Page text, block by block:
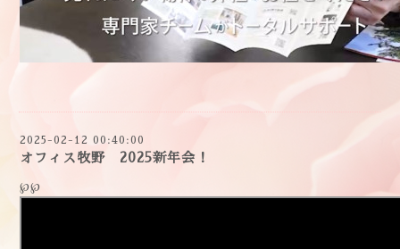
2025-02-12 00:40:00
オフィス牧野 2025新年会！
℘℘